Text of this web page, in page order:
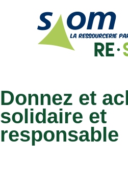
Donnez et
solidaire et
responsable